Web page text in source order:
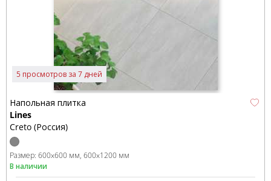
5 просмотров за 7 дней
Напольная плитка
Lines
Creto (Россия)
Размер: 600x600 мм 600x1200 мм
В наличии